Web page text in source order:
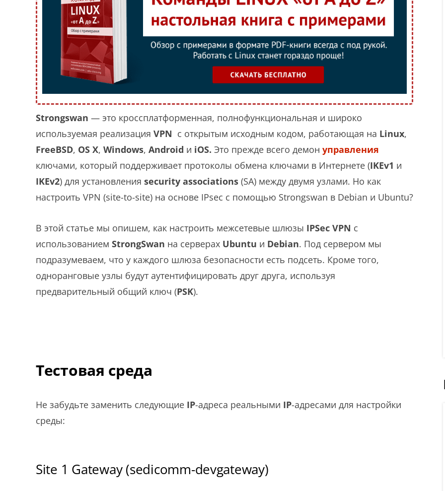
Strongswan — это кроссплатформенная, полнофункциональная и широко
используемая реализация VPN с открытым исходным кодом, работающая на Linux,
FreeBSD, OS X, Windows, Android и iOS. Это прежде всего демон управления
ключами, который поддерживает протоколы обмена ключами в Интернете (IKEv1 и
IKEv2) для установления security associations (SA) между двумя узлами. Но как
настроить VPN (site-to-site) на основе IPsec с помощью Strongswan в Debian и Ubuntu?
В этой статье мы опишем, как настроить межсетевые шлюзы IPSec VPN с
использованием StrongSwan на серверах Ubuntu и Debian. Под сервером мы
подразумеваем, что у каждого шлюза безопасности есть подсеть. Кроме того,
одноранговые узлы будут аутентифицировать друг друга, используя
предварительный общий ключ (PSK).
Тестовая среда
Не забудьте заменить следующие IP-адреса реальными IP-адресами для настройки
среды:
Site 1 Gateway (sedicomm-devgateway)